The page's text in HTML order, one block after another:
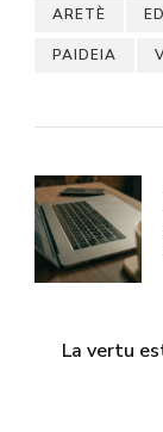
ARETÈ
PAIDEIA
La vertu